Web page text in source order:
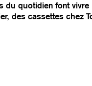
du quotidien font vivre
des cassettes chez